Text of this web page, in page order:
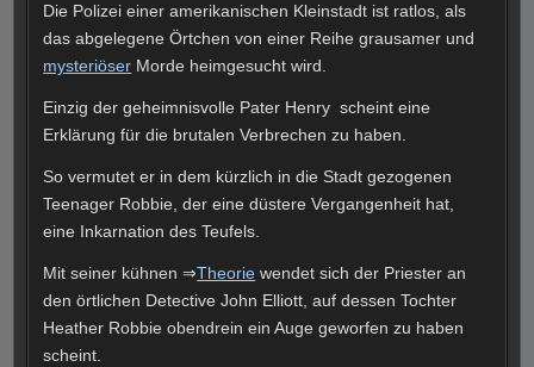
Die Polizei einer amerikanischen Kleinstadt ist ratlos, als
das abgelegene Örtchen von einer Reihe grausamer und
mysteriöser Morde heimgesucht wird.
Einzig der geheimnisvolle Pater Henry scheint eine
Erklärung für die brutalen Verbrechen zu haben.
So vermutet er in dem kürzlich in die Stadt gezogenen
Teenager Robbie, der eine düstere Vergangenheit hat,
eine Inkarnation des Teufels.
Mit seiner kühnen ⇒Theorie wendet sich der Priester an
den örtlichen Detective John Elliott, auf dessen Tochter
Heather Robbie obendrein ein Auge geworfen zu haben
scheint.